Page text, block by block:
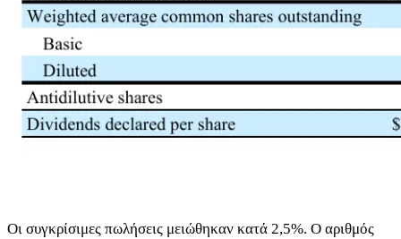
Οι συγκρίσιμες πωλήσεις μειώθηκαν κατά 2,5%. Ο αριθμός